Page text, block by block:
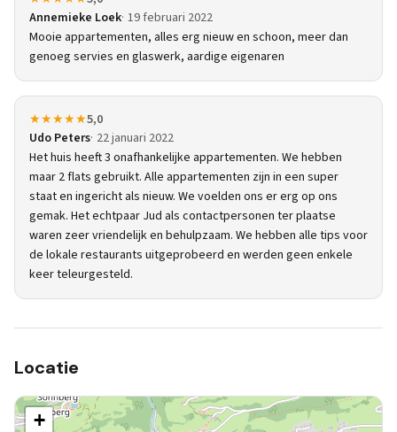
Annemieke Loek 19 februari 2022
Mooie appartementen, alles erg nieuw en schoon, meer dan
genoeg servies en glaswerk, aardige eigenaren
★★★★★5,0
Udo Peters 22 januari 2022
Het huis heeft 3 onafhankelijke appartementen. We hebben
maar 2 flats gebruikt. Alle appartementen zijn in een super
staat en ingericht als nieuw. We voelden ons er erg op ons
gemak. Het echtpaar Jud als contactpersonen ter plaatse
waren zeer vriendelijk en behulpzaam. We hebben alle tips voor
de lokale restaurants uitgeprobeerd en werden geen enkele
keer teleurgesteld.
Locatie
+